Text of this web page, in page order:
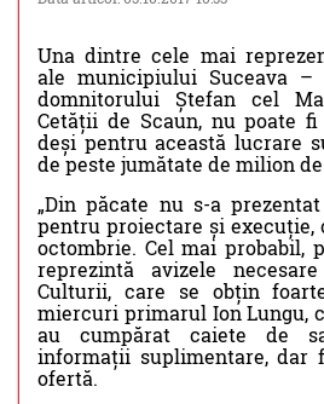
Una dintre cele mai
ale municipiului Suceava –
domnitorului Ștefan cel
Cetății de Scaun, nu poate
deși pentru această lucrare
de peste jumătate de milion
„Din păcate nu s-a
pentru proiectare și execuție,
octombrie. Cel mai probabil,
reprezintă avizele
Culturii, care se obțin
miercuri primarul Ion Lungu,
au cumpărat caiete de
informații suplimentare, dar
ofertă.